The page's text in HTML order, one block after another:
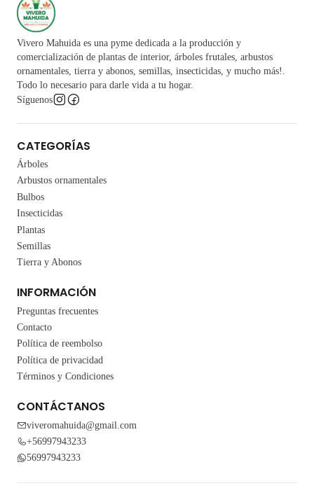
Vivero Mahuida es una pyme dedicada a la producción y
comercialización de plantas de interior, árboles frutales, arbustos
ornamentales, tierra y abonos, semillas, insecticidas, y mucho más!.
Todo lo necesario para darle vida a tu hogar.
Síguenos
CATEGORÍAS
Árboles
Arbustos ornamentales
Bulbos
Insecticidas
Plantas
Semillas
Tierra y Abonos
INFORMACIÓN
Preguntas frecuentes
Contacto
Política de reembolso
Política de privacidad
Términos y Condiciones
CONTÁCTANOS
viveromahuida@gmail.com
+56997943233
56997943233